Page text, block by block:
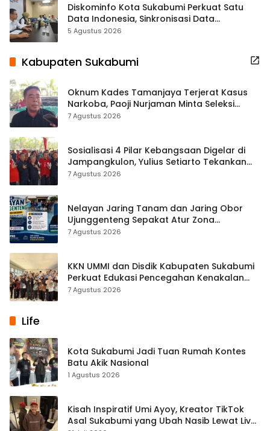
Diskominfo Kota Sukabumi Perkuat Satu
Data Indonesia, Sinkronisasi Data
Kewilayahan Dikebut
5 Agustus 2026
Kabupaten Sukabumi
Oknum Kades Tamanjaya Terjerat Kasus
Narkoba, Paoji Nurjaman Minta Seleksi
Calon Kades Diperketat
7 Agustus 2026
Sosialisasi 4 Pilar Kebangsaan Digelar di
Jampangkulon, Yulius Setiarto Tekankan
Pentingnya Persatuan
7 Agustus 2026
Nelayan Jaring Tanam dan Jaring Obor
Ujunggenteng Sepakat Atur Zona
Penangkapan
7 Agustus 2026
KKN UMMI dan Disdik Kabupaten Sukabumi
Perkuat Edukasi Pencegahan Kenakalan
Remaja di SMPN 2 Tegalbuleud
7 Agustus 2026
Life
Kota Sukabumi Jadi Tuan Rumah Kontes
Batu Akik Nasional
1 Agustus 2026
Kisah Inspiratif Umi Ayoy, Kreator TikTok
Asal Sukabumi yang Ubah Nasib Lewat Live